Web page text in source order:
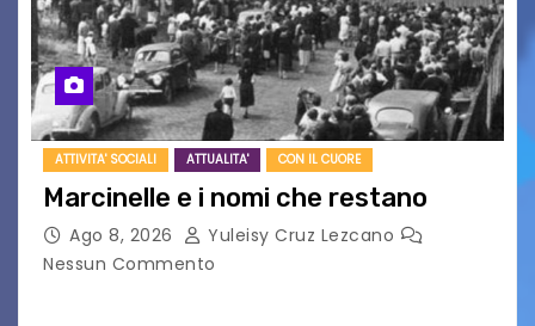
ATTIVITA' SOCIALI ATTUALITA' CON IL CUORE
Marcinelle e i nomi che restano
Ago 8, 2026
Yuleisy Cruz Lezcano
Nessun Commento